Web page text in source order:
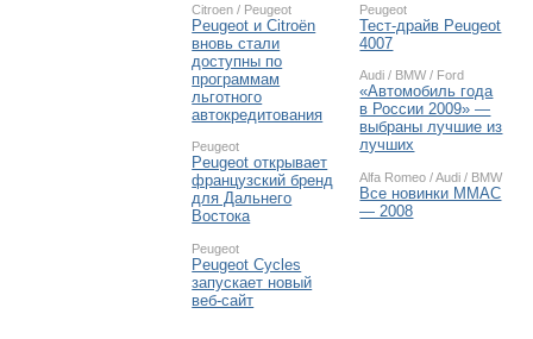
Citroen / Peugeot
Peugeot и Citroёn
вновь стали
доступны по
программам
льготного
автокредитования
Peugeot
Peugeot открывает
французский бренд
для Дальнего
Востока
Peugeot
Peugeot Cycles
запускает новый
веб-сайт
Peugeot
Тест-драйв Peugeot
4007
Audi / BMW / Ford
«Автомобиль года
в России 2009» —
выбраны лучшие из
лучших
Alfa Romeo /Audi / BMW
Все новинки ММАС
— 2008